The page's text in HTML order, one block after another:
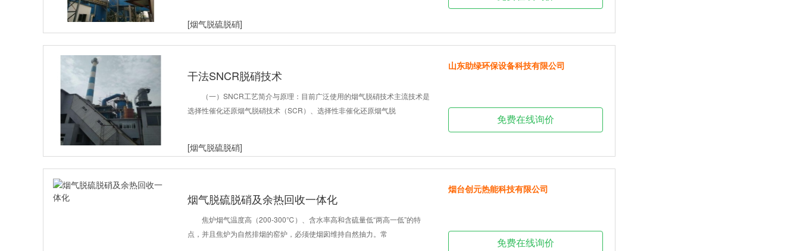
[烟气脱硫脱硝]
干法SNCR脱硝技术
（一）SNCR工艺简介与原理：目前广泛使用的烟气脱硝技术主流技术是
选择性催化还原烟气脱硝技术（SCR）、选择性非催化还原烟气脱
[烟气脱硫脱硝]
山东助绿环保设备科技有限公司
免费在线询价
烟气脱硫脱硝及余热回收一体化
焦炉烟气温度高（200-300℃）、含水率高和含硫量低“两高一低”的特
点，并且焦炉为自然排烟的窑炉，必须使烟囱维持自然抽力。常
烟台创元热能科技有限公司
免费在线询价